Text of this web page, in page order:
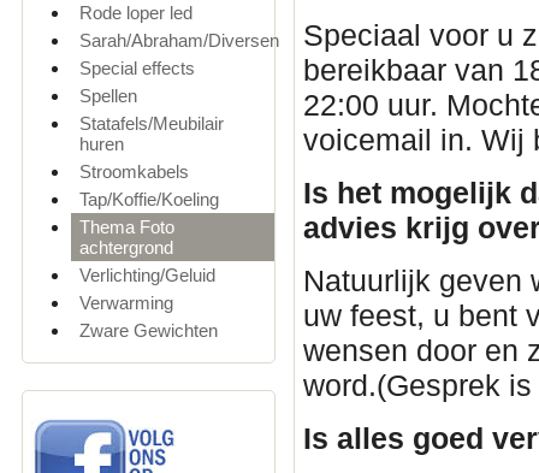
Rode loper led
Sarah/Abraham/Diversen
Special effects
Spellen
Statafels/Meubilair
huren
Stroomkabels
Tap/Koffie/Koeling
Thema Foto
achtergrond
Verlichting/Geluid
Verwarming
Zware Gewichten
Speciaal voor u
bereikbaar van
22:00 uur.
voicemail in.
Is het mogelijk
advies krijg
Natuurlijk geven
uw feest, u bent
wensen door en
word.(Gesprek
Is alles goed